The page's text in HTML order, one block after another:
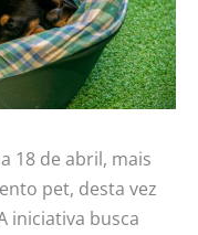
18 de abril, mais
pet, desta vez
iniciativa busca